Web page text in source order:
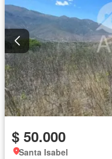
$ 50.000
Santa Isabel